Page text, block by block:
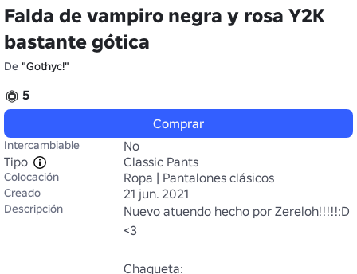
Falda de vampiro negra y rosa Y2K
bastante gótica
De "Gothyc!"
5
Comprar
Intercambiable
No
Tipo
Classic Pants
Colocación Ropa | Pantalones clásicos
Creado 21 jun. 2021
Descripción
Nuevo atuendo hecho por Zereloh!!!!!:D
<3